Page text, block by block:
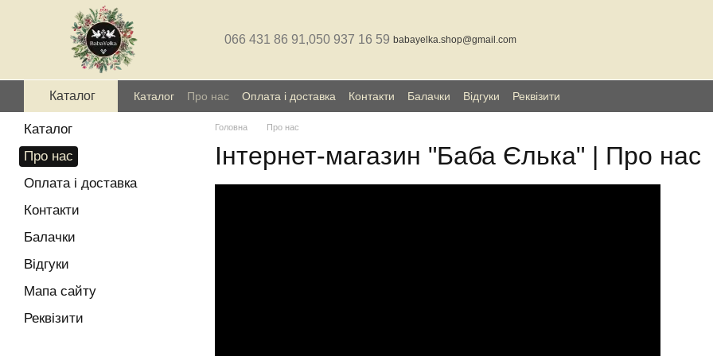
Перейти до основного контенту
066 431 86 91,050 937 16 59 babayelka.shop@gmail.com
Каталог Каталог Про нас Оплата і доставка Контакти Балачки Відгуки Реквізити
Головна Про нас
Інтернет-магазин "Баба Єлька" | Про нас
Каталог
Про нас
Оплата і доставка
Контакти
Балачки
Відгуки
Мапа сайту
Реквізити